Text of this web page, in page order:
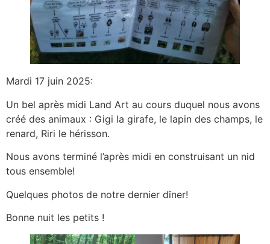
Mardi 17 juin 2025:
Un bel après midi Land Art au cours duquel nous avons
créé des animaux : Gigi la girafe, le lapin des champs, le
renard, Riri le hérisson.
Nous avons terminé l’après midi en construisant un nid
tous ensemble!
Quelques photos de notre dernier dîner!
Bonne nuit les petits !